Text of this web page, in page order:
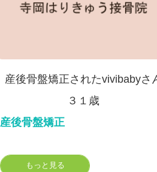
産後骨盤矯正されたvivibabyさ
３１歳
産後骨盤矯正
もっと見る